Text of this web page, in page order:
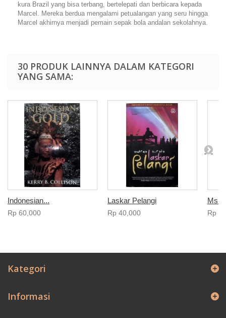
kura Brazil yang bisa terbang, bertelepati dan berbicara kepada
Marcel. Mereka berdua mengalami petualangan yang seru hingga
Marcel akhirnya menjadi pemain sepak bola andalan sekolahnya.
30 PRODUK LAINNYA DALAM KATEGORI
YANG SAMA:
Indonesian...
Rp‎ 60,000
Laskar Pelangi
Rp‎ 40,000
Ms
Rp‎
Kategori
Informasi